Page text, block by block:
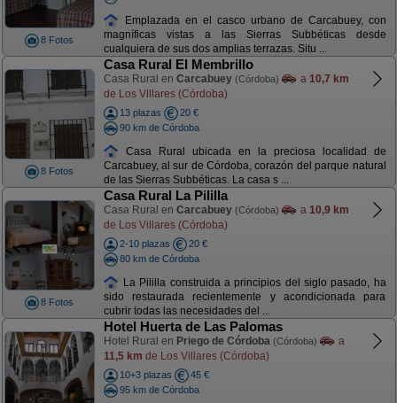
8 Fotos
Emplazada en el casco urbano de Carcabuey, con
magníficas vistas a las Sierras Subbéticas desde
cualquiera de sus dos amplias terrazas. Situ ...
8 Fotos
Casa Rural El Membrillo
Casa Rural en Carcabuey (Córdoba) a 10,7 km
de Los Villares (Córdoba)
13 plazas
20 €
90 km de Córdoba
Casa Rural ubicada en la preciosa localidad de
Carcabuey, al sur de Córdoba, corazón del parque natural
de las Sierras Subbéticas. La casa s ...
8 Fotos
Casa Rural La Pililla
Casa Rural en Carcabuey (Córdoba) a 10,9 km
de Los Villares (Córdoba)
2-10 plazas
20 €
80 km de Córdoba
La Pililla construida a principios del siglo pasado, ha
sido restaurada recientemente y acondicionada para
cubrir todas las necesidades del ...
Hotel Huerta de Las Palomas
Hotel Rural en Priego de Córdoba (Córdoba)
a
11,5 km de Los Villares (Córdoba)
10+3 plazas
45 €
95 km de Córdoba